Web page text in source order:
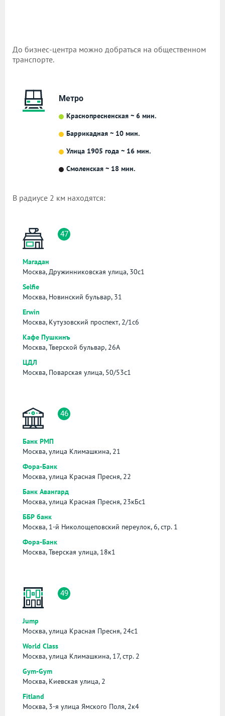
До бизнес-центра можно добраться на общественном
транспорте.
Метро
Краснопресненская ~ 6 мин.
Баррикадная ~ 10 мин.
Улица 1905 года ~ 16 мин.
Смоленская ~ 18 мин.
В радиусе 2 км находятся:
47
Магадан
Москва, Дружинниковская улица, 30с1
Selfie
Москва, Новинский бульвар, 31
Erwin
Москва, Кутузовский проспект, 2/1с6
Кафе Пушкинъ
Москва, Тверской бульвар, 26А
ЦДЛ
Москва, Поварская улица, 50/53с1
46
Банк РМП
Москва, улица Климашкина, 21
Фора-Банк
Москва, улица Красная Пресня, 22
Банк Авангард
Москва, улица Красная Пресня, 23кБс1
ББР банк
Москва, 1-й Николощеповский переулок, 6, стр. 1
Фора-Банк
Москва, Тверская улица, 18к1
49
Jump
Москва, улица Красная Пресня, 24с1
World Class
Москва, улица Климашкина, 17, стр. 2
Gym-Gym
Москва, Киевская улица, 2
Fitland
Москва, 3-я улица Ямского Поля, 2к4